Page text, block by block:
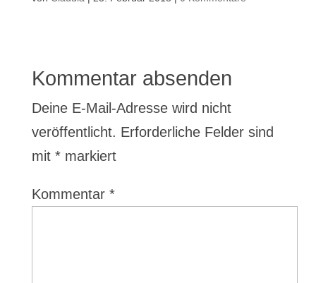
Kommentar absenden
Deine E-Mail-Adresse wird nicht
veröffentlicht. Erforderliche Felder sind
mit *markiert
Kommentar *